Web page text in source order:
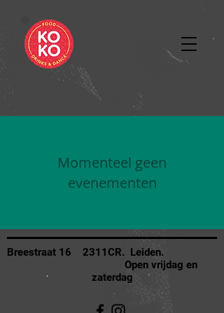
Momenteel geen
evenementen
Breestraat 16 2311CR. Leiden.
Open vrijdag en
zaterdag